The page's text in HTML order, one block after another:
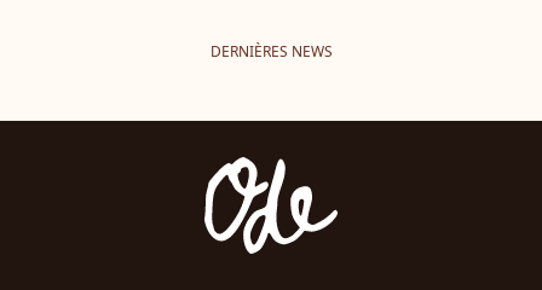
DERNIÈRES NEWS